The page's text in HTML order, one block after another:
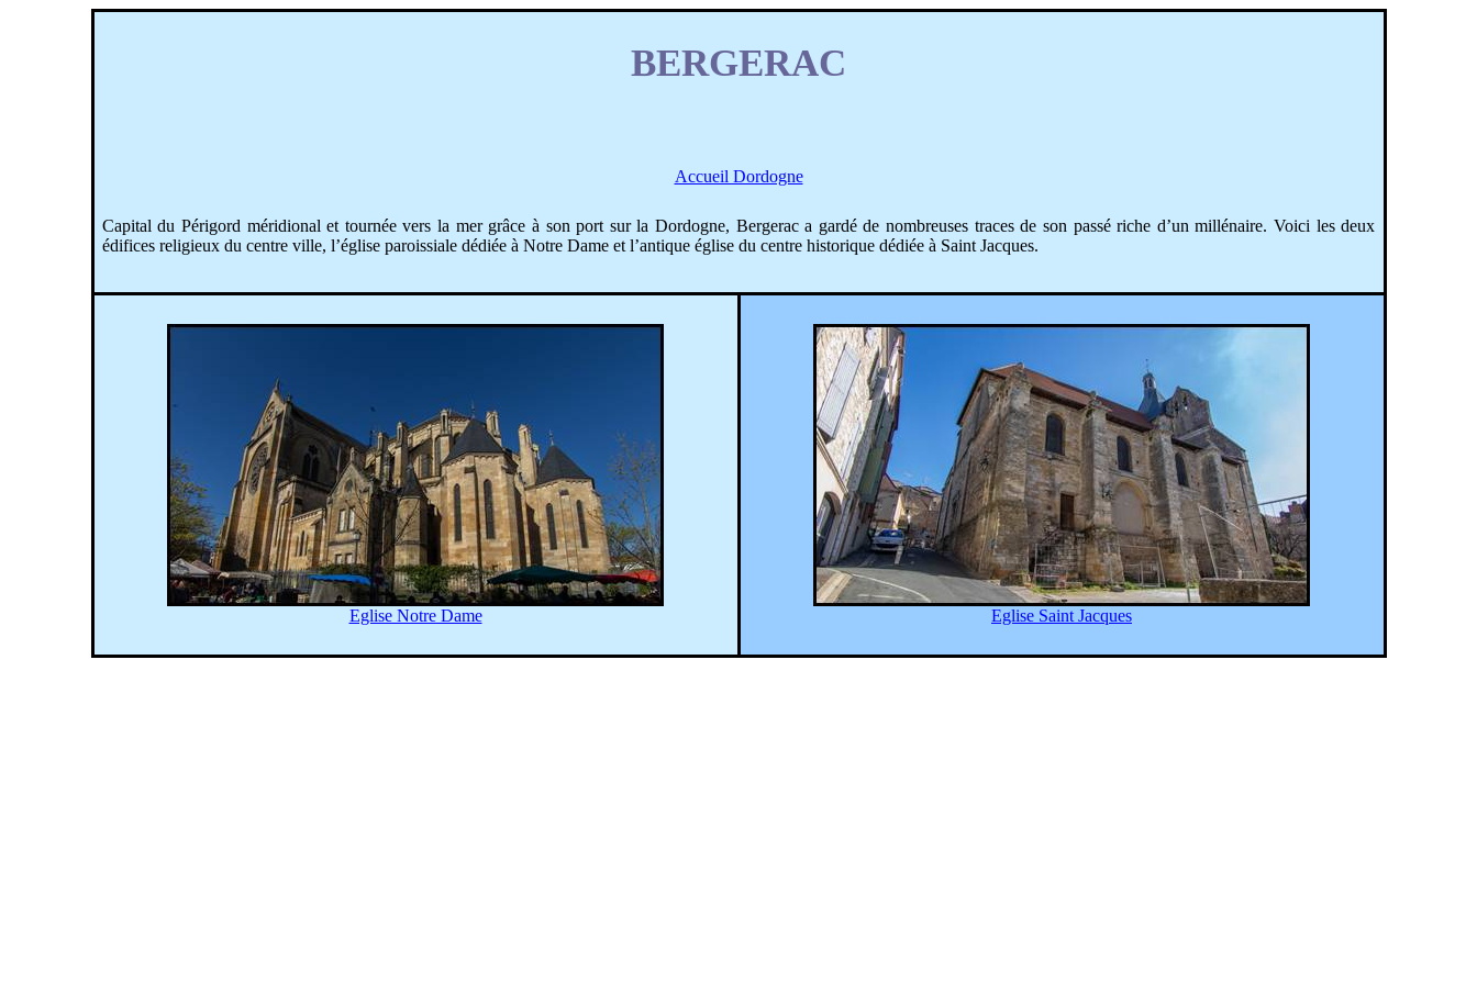
BERGERAC
Accueil Dordogne
Capital du Périgord méridional et tournée vers la mer grâce à son port sur la Dordogne, Bergerac a gardé de nombreuses traces de son passé riche d’un millénaire. Voici les deux
édifices religieux du centre ville, l’église paroissiale dédiée à Notre Dame et l’antique église du centre historique dédiée à Saint Jacques.
Eglise Notre Dame Eglise Saint Jacques